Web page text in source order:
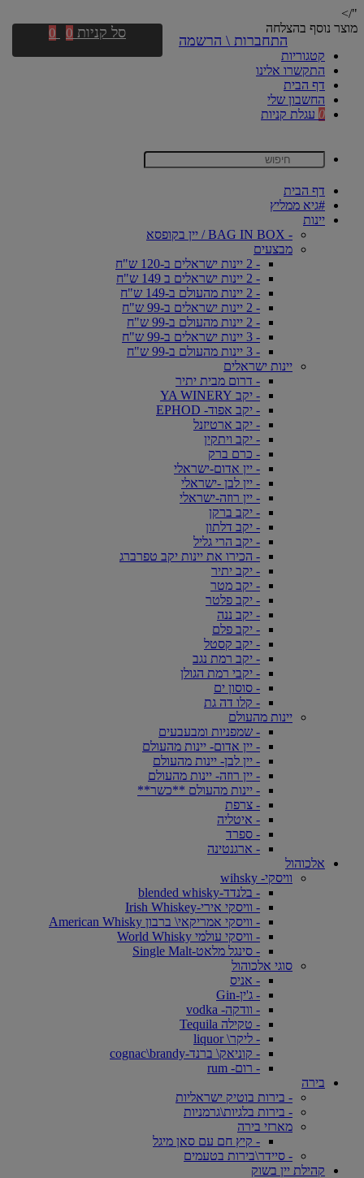
"/>
מוצר נוסף בהצלחה
קטגוריות
התקשרו אלינו
דף הבית
החשבון שלי
0 עגלת קניות
דף הבית
#גיא ממליץ
יינות
- BAG IN BOX / יין בקופסא
מבצעים
- 2 יינות ישראלים ב-120 ש"ח
- 2 יינות ישראלים ב 149 ש"ח
- 2 יינות מהעולם ב-149 ש"ח
- 2 יינות ישראלים ב-99 ש"ח
- 2 יינות מהעולם ב-99 ש"ח
- 3 יינות ישראלים ב-99 ש"ח
- 3 יינות מהעולם ב-99 ש"ח
יינות ישראלים
- דרום מבית יתיר
- יקב YA WINERY
- יקב אפוד- EPHOD
- יקב ארטיזנל
- יקב ויתקין
- כרם ברק
- יין אדום-ישראלי
- יין לבן -ישראלי
- יין רוזה-ישראלי
- יקב ברקן
- יקב דלתון
- יקב הרי גליל
- הכירו את יינות יקב טפרברג
- יקב יתיר
- יקב מטר
- יקב פלטר
- יקב ננה
- יקב פלם
- יקב קסטל
- יקב רמת נגב
- יקבי רמת הגולן
- סוסון ים
- קלו דה גת
יינות מהעולם
- שמפניות ומבעבעים
- יין אדום- יינות מהעולם
- יין לבן- יינות מהעולם
- יין רוזה- יינות מהעולם
- יינות מהעולם **כשר**
- צרפת
- איטליה
- ספרד
- ארגנטינה
אלכוהול
וויסקי- wihsky
- בלנדד-blended whisky
- וויסקי אירי-Irish Whiskey
- וויסקי אמריקאי\ ברבון American Whisky
- וויסקי עולמי World Whisky
- סינגל מלאט-Single Malt
סוגי אלכוהול
- אניס
- ג'ין-Gin
- וודקה- vodka
- טקילה Tequila
- ליקר\ liquor
- קוניאק\ ברנד-cognac\brandy
- רום- rum
בירה
- בירות בוטיק ישראליות
- בירות בלגיות\גרמניות
מארזי בירה
- קיץ חם עם סאן מיגל
- סיידר\בירות בטעמים
קהילת יין בשוק
התחברות \ הרשמה סל קניות 0
0